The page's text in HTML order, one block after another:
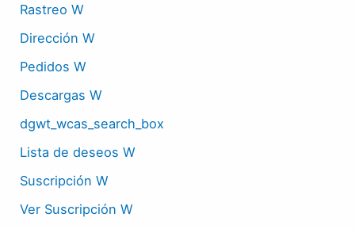
Rastreo W
Dirección W
Pedidos W
Descargas W
dgwt_wcas_search_box
Lista de deseos W
Suscripción W
Ver Suscripción W